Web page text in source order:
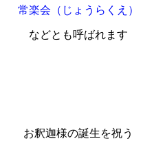
常楽会（じょうらくえ）
などとも呼ばれます
お釈迦様の誕生を祝う